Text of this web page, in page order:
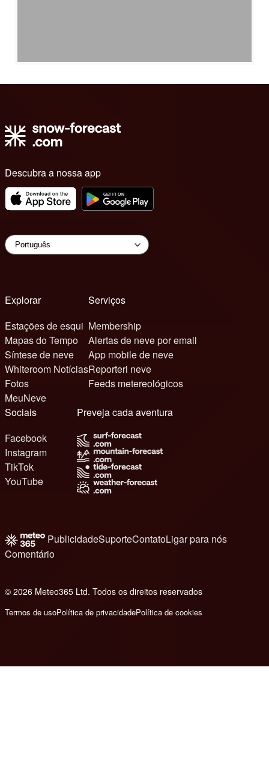
Descubra a nossa app
Explorar
Estações de esqui
Mapas do Tempo
Síntese de neve
Whiteroom Notícias
Fotos
MeuNeve
Serviços
Membership
Alertas de neve por email
App mobile de neve
Reporteri neve
Feeds metereológicos
Sociais
Facebook
Instagram
TikTok
YouTube
Preveja cada aventura
PublicidadeSuporteContatoLigar para nós
Comentário
© 2026 Meteo365 Ltd. Todos os direitos reservados
Termos de usoPolítica de privacidadePolítica de cookies